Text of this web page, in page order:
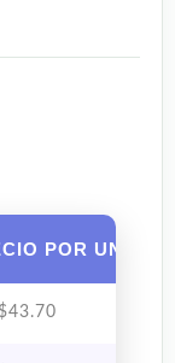
POR UNIDAD
$43.70